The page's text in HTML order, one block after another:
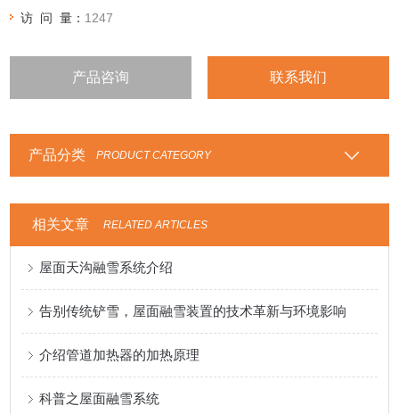
访 问 量： 1247
产品咨询 联系我们
产品分类 PRODUCT CATEGORY
相关文章 RELATED ARTICLES
屋面天沟融雪系统介绍
告别传统铲雪，屋面融雪装置的技术革新与环境影响
介绍管道加热器的加热原理
科普之屋面融雪系统